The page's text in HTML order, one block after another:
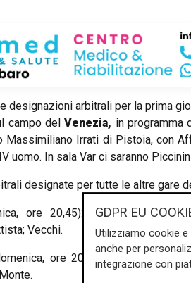
designazioni arbitrali per la prima
campo delVenezia, in programma
Massimiliano Irrati di Pistoia, con
uomo. In sala Var ci saranno
designate per tutte le altre gare
ore 20,45): Cosso di Reggio
Vecchi.
ore 20,45): Di Bello di
GDPR EU
Utilizziamo cookie
anche per
integrazione con